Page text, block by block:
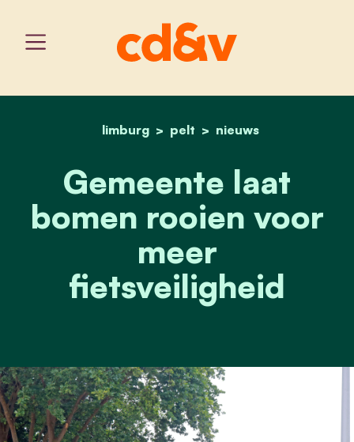
home
limburg pelt nieuws
gemeente laat bomen
Gemeente laat
bomen rooien voor
meer
fietsveiligheid